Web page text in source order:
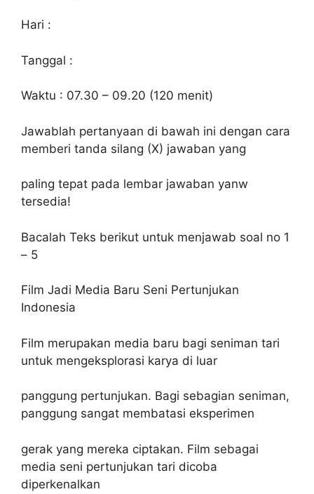
Hari :
Tanggal :
Waktu : 07.30 – 09.20 (120 menit)
Jawablah pertanyaan di bawah ini dengan cara
memberi tanda silang (X) jawaban yang
paling tepat pada lembar jawaban yanw
tersedia!
Bacalah Teks berikut untuk menjawab soal no 1
– 5
Film Jadi Media Baru Seni Pertunjukan
Indonesia
Film merupakan media baru bagi seniman tari
untuk mengeksplorasi karya di luar
panggung pertunjukan. Bagi sebagian seniman,
panggung sangat membatasi eksperimen
gerak yang mereka ciptakan. Film sebagai
media seni pertunjukan tari dicoba
diperkenalkan